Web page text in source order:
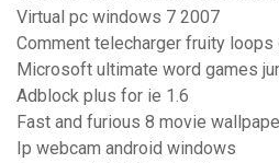
Virtual pc windows 7 2007
Comment telecharger fruity loops
Microsoft ultimate word games
Adblock plus for ie 1.6
Fast and furious 8 movie
Ip webcam android windows